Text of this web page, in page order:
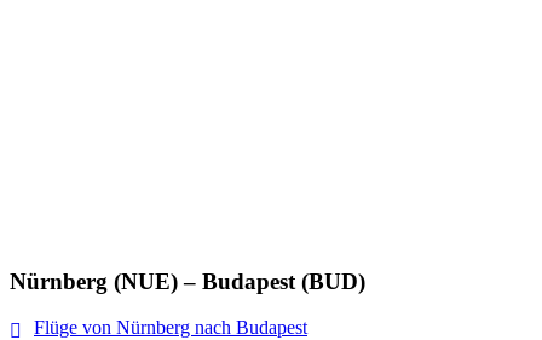
Nürnberg (NUE) – Budapest (BUD)
Flüge von Nürnberg nach Budapest